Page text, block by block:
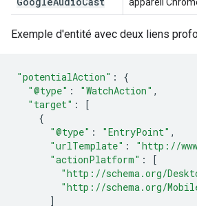
Exemple d'entité avec deux liens
"potentialAction" :
{
"@type" : "WatchAction" ,
"target" :
[
{
"@type" : "EntryPoint" ,
"urlTemplate" :
"http://
"actionPlatform" :
[
"http://schema.org/
"http://schema.org/
]